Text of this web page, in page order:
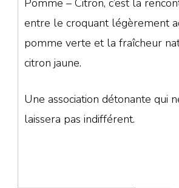
Pomme – Citron, c’est la
entre le croquant légèrement
pomme verte et la fraîcheur
citron jaune.
Une association détonante qui
laissera pas indifférent.